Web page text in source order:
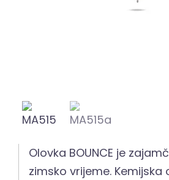
Olovka BOUNCE je
zimsko vrijeme. Kemijska